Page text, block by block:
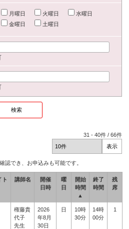
月曜日 火曜日
水曜日
金曜日 土曜日
31 -40件 /66件
認でき、お申込みも可能です。
ト
講師名
開催
日時
曜
日
開始
時間
▲
終了
時間
残
席
権藤貴
代子
先生
2026
年8月
30日
日
10時
30分
14時
00分
1